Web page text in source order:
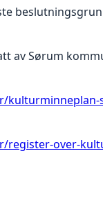
av Sørum
register-over-